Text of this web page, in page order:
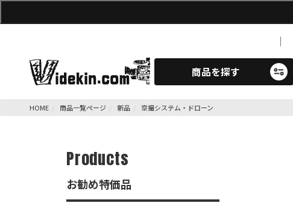
商品を探す
HOME 商品一覧ページ 新品 空撮システム・ドローン
Products
お勧め特価品